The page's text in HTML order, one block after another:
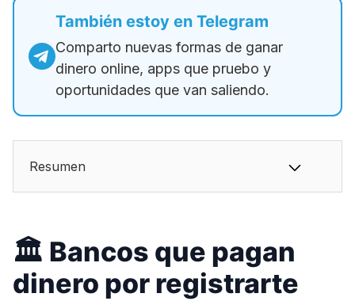
También estoy en Telegram
Comparto nuevas formas de ganar
dinero online, apps que pruebo y
oportunidades que van saliendo.
Resumen
🏛️ Bancos que pagan
dinero por registrarte